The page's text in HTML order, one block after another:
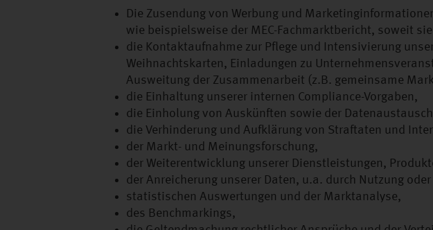
Die Zusendung von Werbung und
wie beispielsweise der MEC-Fachmarktbericht, soweit
die Kontaktaufnahme zur Pflege und Intensivierung
Weihnachtskarten, Einladungen zu
Ausweitung der Zusammenarbeit (z.B. gemeinsame
die Einhaltung unserer internen Compliance-Vorgaben,
die Einholung von Auskünften sowie der
die Verhinderung und Aufklärung von Straftaten und
der Markt- und Meinungsforschung,
der Weiterentwicklung unserer Dienstleistungen,
der Anreicherung unserer Daten, u.a. durch Nutzung
statistischen Auswertungen und der Marktanalyse,
des Benchmarkings,